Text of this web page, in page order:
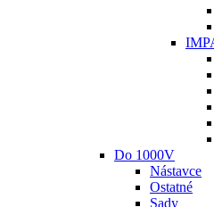
Do 1000V
Nástavce
Ostatné
Sady